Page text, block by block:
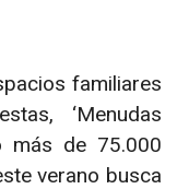
familiares
‘Menudas
más de 75.000
verano busca